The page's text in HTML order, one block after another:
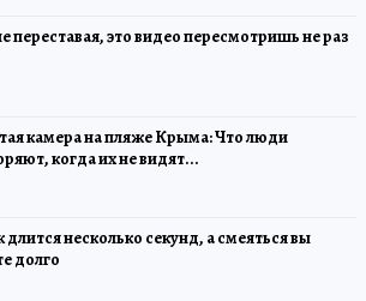
переставая, это видео пересмотришь не раз
камера на пляже Крыма: Что люди
когда их не видят...
длится несколько секунд, а смеяться вы
долго